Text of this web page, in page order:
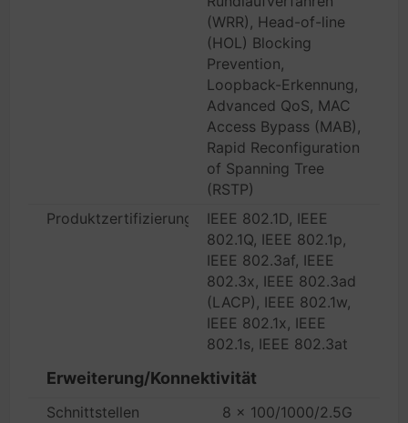
(WRR), Head-of-line
(HOL) Blocking
Prevention,
Loopback-Erkennung,
Advanced QoS, MAC
Access Bypass (MAB),
Rapid Reconfiguration
of Spanning Tree
(RSTP)
ProduktzertifizierungenIEEE 802.1D, IEEE
802.1Q, IEEE 802.1p,
IEEE 802.3af, IEEE
802.3x, IEEE 802.3ad
(LACP), IEEE 802.1w,
IEEE 802.1x, IEEE
802.1s, IEEE 802.3at
Erweiterung/Konnektivität
Schnittstellen
8 x 100/1000/2.5G